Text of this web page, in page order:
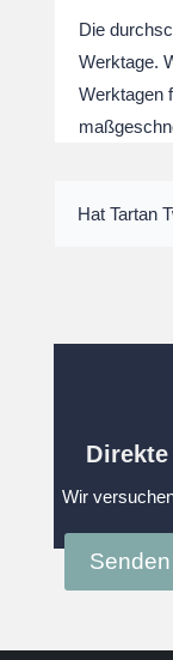
Die
Werktage.
Werktagen
Hat Tartan
Wir